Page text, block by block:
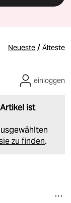
Neueste / Älteste
ist
zu finden.
einloggen